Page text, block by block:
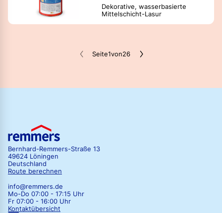
Dekorative, wasserbasierte
Mittelschicht-Lasur
Seite1von26
Bernhard-Remmers-Straße 13
49624 Löningen
Deutschland
Route berechnen
info@remmers.de
Mo-Do 07:00 - 17:15 Uhr
Fr 07:00 - 16:00 Uhr
Kontaktübersicht